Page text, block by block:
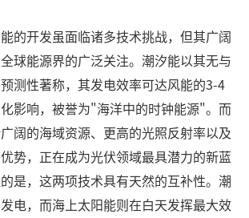
的开发虽面临诸多技术挑战，但其广阔
球能源界的广泛关注。潮汐能以其无与
测性著称，其发电效率可达风能的3-4
影响，被誉为"海洋中的时钟能源"。而
阔的海域资源、更高的光照反射率以及
势，正在成为光伏领域最具潜力的新蓝
是，这两项技术具有天然的互补性。潮
电，而海上太阳能则在白天发挥最大效